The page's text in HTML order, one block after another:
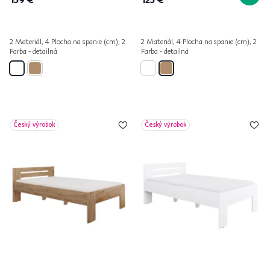
2 Materiál, 4 Plocha na spanie (cm), 2
Farba - detailná
2 Materiál, 4 Plocha na spanie (cm), 2
Farba - detailná
Český výrobok Český výrobok